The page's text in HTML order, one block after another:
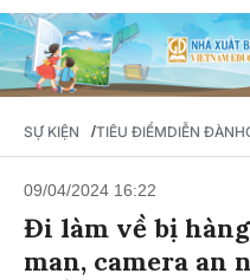
SỰ KIỆN / TIÊU ĐIỂMDIỄN ĐÀN
09/04/2024 16:22
Đi làm về bị
man, camera an